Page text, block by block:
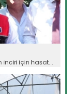
inciri için hasat...